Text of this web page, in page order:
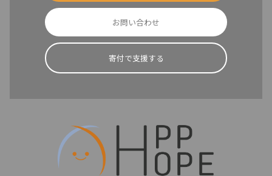
お問い合わせ
寄付で支援する